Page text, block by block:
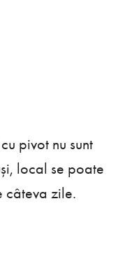
pivot nu sunt
local se poate
câteva zile.